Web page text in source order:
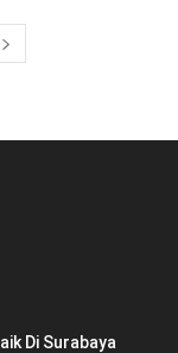
Di Surabaya